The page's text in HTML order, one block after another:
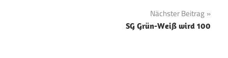
Nächster Beitrag
SG Grün-Weiß wird 100